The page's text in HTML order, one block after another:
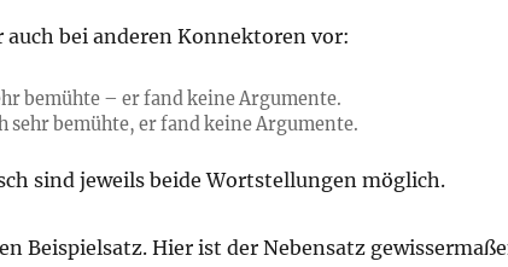
bei anderen Konnektoren vor:
bemühte – er fand keine Argumente.
sehr bemühte, er fand keine Argumente.
sind jeweils beide Wortstellungen möglich.
Beispielsatz. Hier ist der Nebensatz